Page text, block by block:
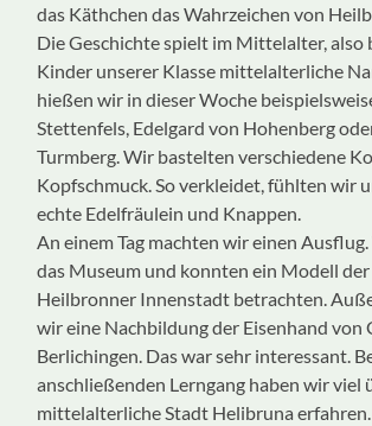
das Käthchen das Wahrzeichen von
Die Geschichte spielt im Mittelalter, also
Kinder unserer Klasse mittelalterliche
hießen wir in dieser Woche
Stettenfels, Edelgard von Hohenberg
Turmberg. Wir bastelten verschiedene
Kopfschmuck. So verkleidet, fühlten wir
echte Edelfräulein und Knappen.
An einem Tag machten wir einen
das Museum und konnten ein Modell
Heilbronner Innenstadt betrachten.
wir eine Nachbildung der Eisenhand von
Berlichingen. Das war sehr interessant.
anschließenden Lerngang haben wir viel
mittelalterliche Stadt Helibruna